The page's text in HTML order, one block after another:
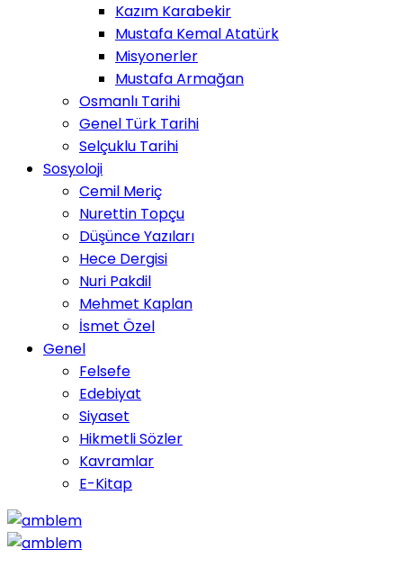
Kazım Karabekir
Mustafa Kemal Atatürk
Misyonerler
Mustafa Armağan
Osmanlı Tarihi
Genel Türk Tarihi
Selçuklu Tarihi
Sosyoloji
Cemil Meriç
Nurettin Topçu
Düşünce Yazıları
Hece Dergisi
Nuri Pakdil
Mehmet Kaplan
İsmet Özel
Genel
Felsefe
Edebiyat
Siyaset
Hikmetli Sözler
Kavramlar
E-Kitap